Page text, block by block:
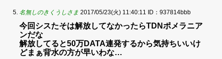
名無しのきくうしさま 2017/05/23(火) 11:40:11 ID：937814bbb
今回シスたそは解放してなかったらTDNポメラニア
ンだな
解放してると50万DATA連発するから気持ちいいけ
どまぁ背水の方が早いわな…